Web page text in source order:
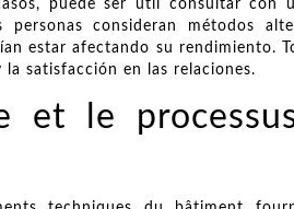
puede ser útil consultar
personas consideran métodos
estar afectando su rendimiento.
la satisfacción en las relaciones.
et le